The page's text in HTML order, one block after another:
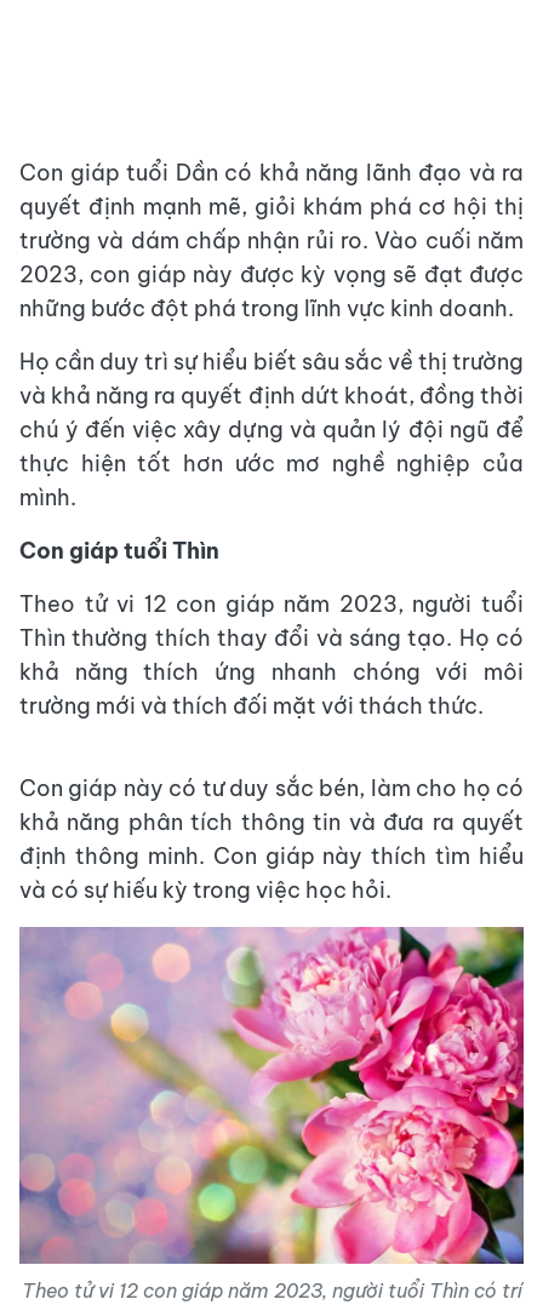
Con giáp tuổi Dần có khả năng lãnh đạo và ra
quyết định mạnh mẽ, giỏi khám phá cơ hội thị
trường và dám chấp nhận rủi ro. Vào cuối năm
2023, con giáp này được kỳ vọng sẽ đạt được
những bước đột phá trong lĩnh vực kinh doanh.
Họ cần duy trì sự hiểu biết sâu sắc về thị trường
và khả năng ra quyết định dứt khoát, đồng thời
chú ý đến việc xây dựng và quản lý đội ngũ để
thực hiện tốt hơn ước mơ nghề nghiệp của
mình.
Con giáp tuổi Thìn
Theo tử vi 12 con giáp năm 2023, người tuổi
Thìn thường thích thay đổi và sáng tạo. Họ có
khả năng thích ứng nhanh chóng với môi
trường mới và thích đối mặt với thách thức.
Con giáp này có tư duy sắc bén, làm cho họ có
khả năng phân tích thông tin và đưa ra quyết
định thông minh. Con giáp này thích tìm hiểu
và có sự hiếu kỳ trong việc học hỏi.
Theo tử vi 12 con giáp năm 2023, người tuổi Thìn có trí